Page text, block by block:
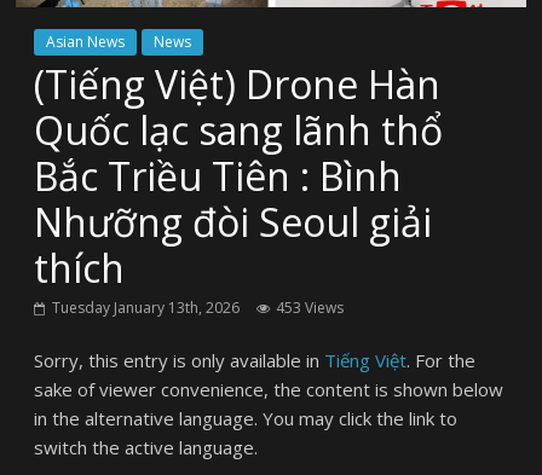
Asian News News
(Tiếng Việt) Drone Hàn
Quốc lạc sang lãnh thổ
Bắc Triều Tiên : Bình
Nhưỡng đòi Seoul giải
thích
Tuesday January 13th, 2026 453 Views
Sorry, this entry is only available in Tiếng Việt. For the
sake of viewer convenience, the content is shown below
in the alternative language. You may click the link to
switch the active language.